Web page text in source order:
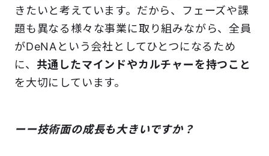
きたいと考えています。だから、フェーズや課
題も異なる様々な事業に取り組みながら、全員
がDeNAという会社としてひとつになるため
に、 共通したマインドやカルチャーを持つこと
を大切にしています。
ーー技術面の成長も大きいですか？